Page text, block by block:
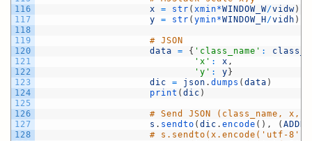
116
117
118
119
120
121
122
123
124
125
126
127
128
x
= str ( xmin*WINDOW_W/vidw)
y
= str ( ymin*WINDOW_H /vidh )
# JSON
data
= { 'class_name' :
'x' : x ,
'y' : y }
dic
= json . dumps ( data )
print ( dic )
# Send JSON (class_name, x,
s . sendto ( dic . encode ( ) , (
# s.sendto(x.encode('utf-8'),